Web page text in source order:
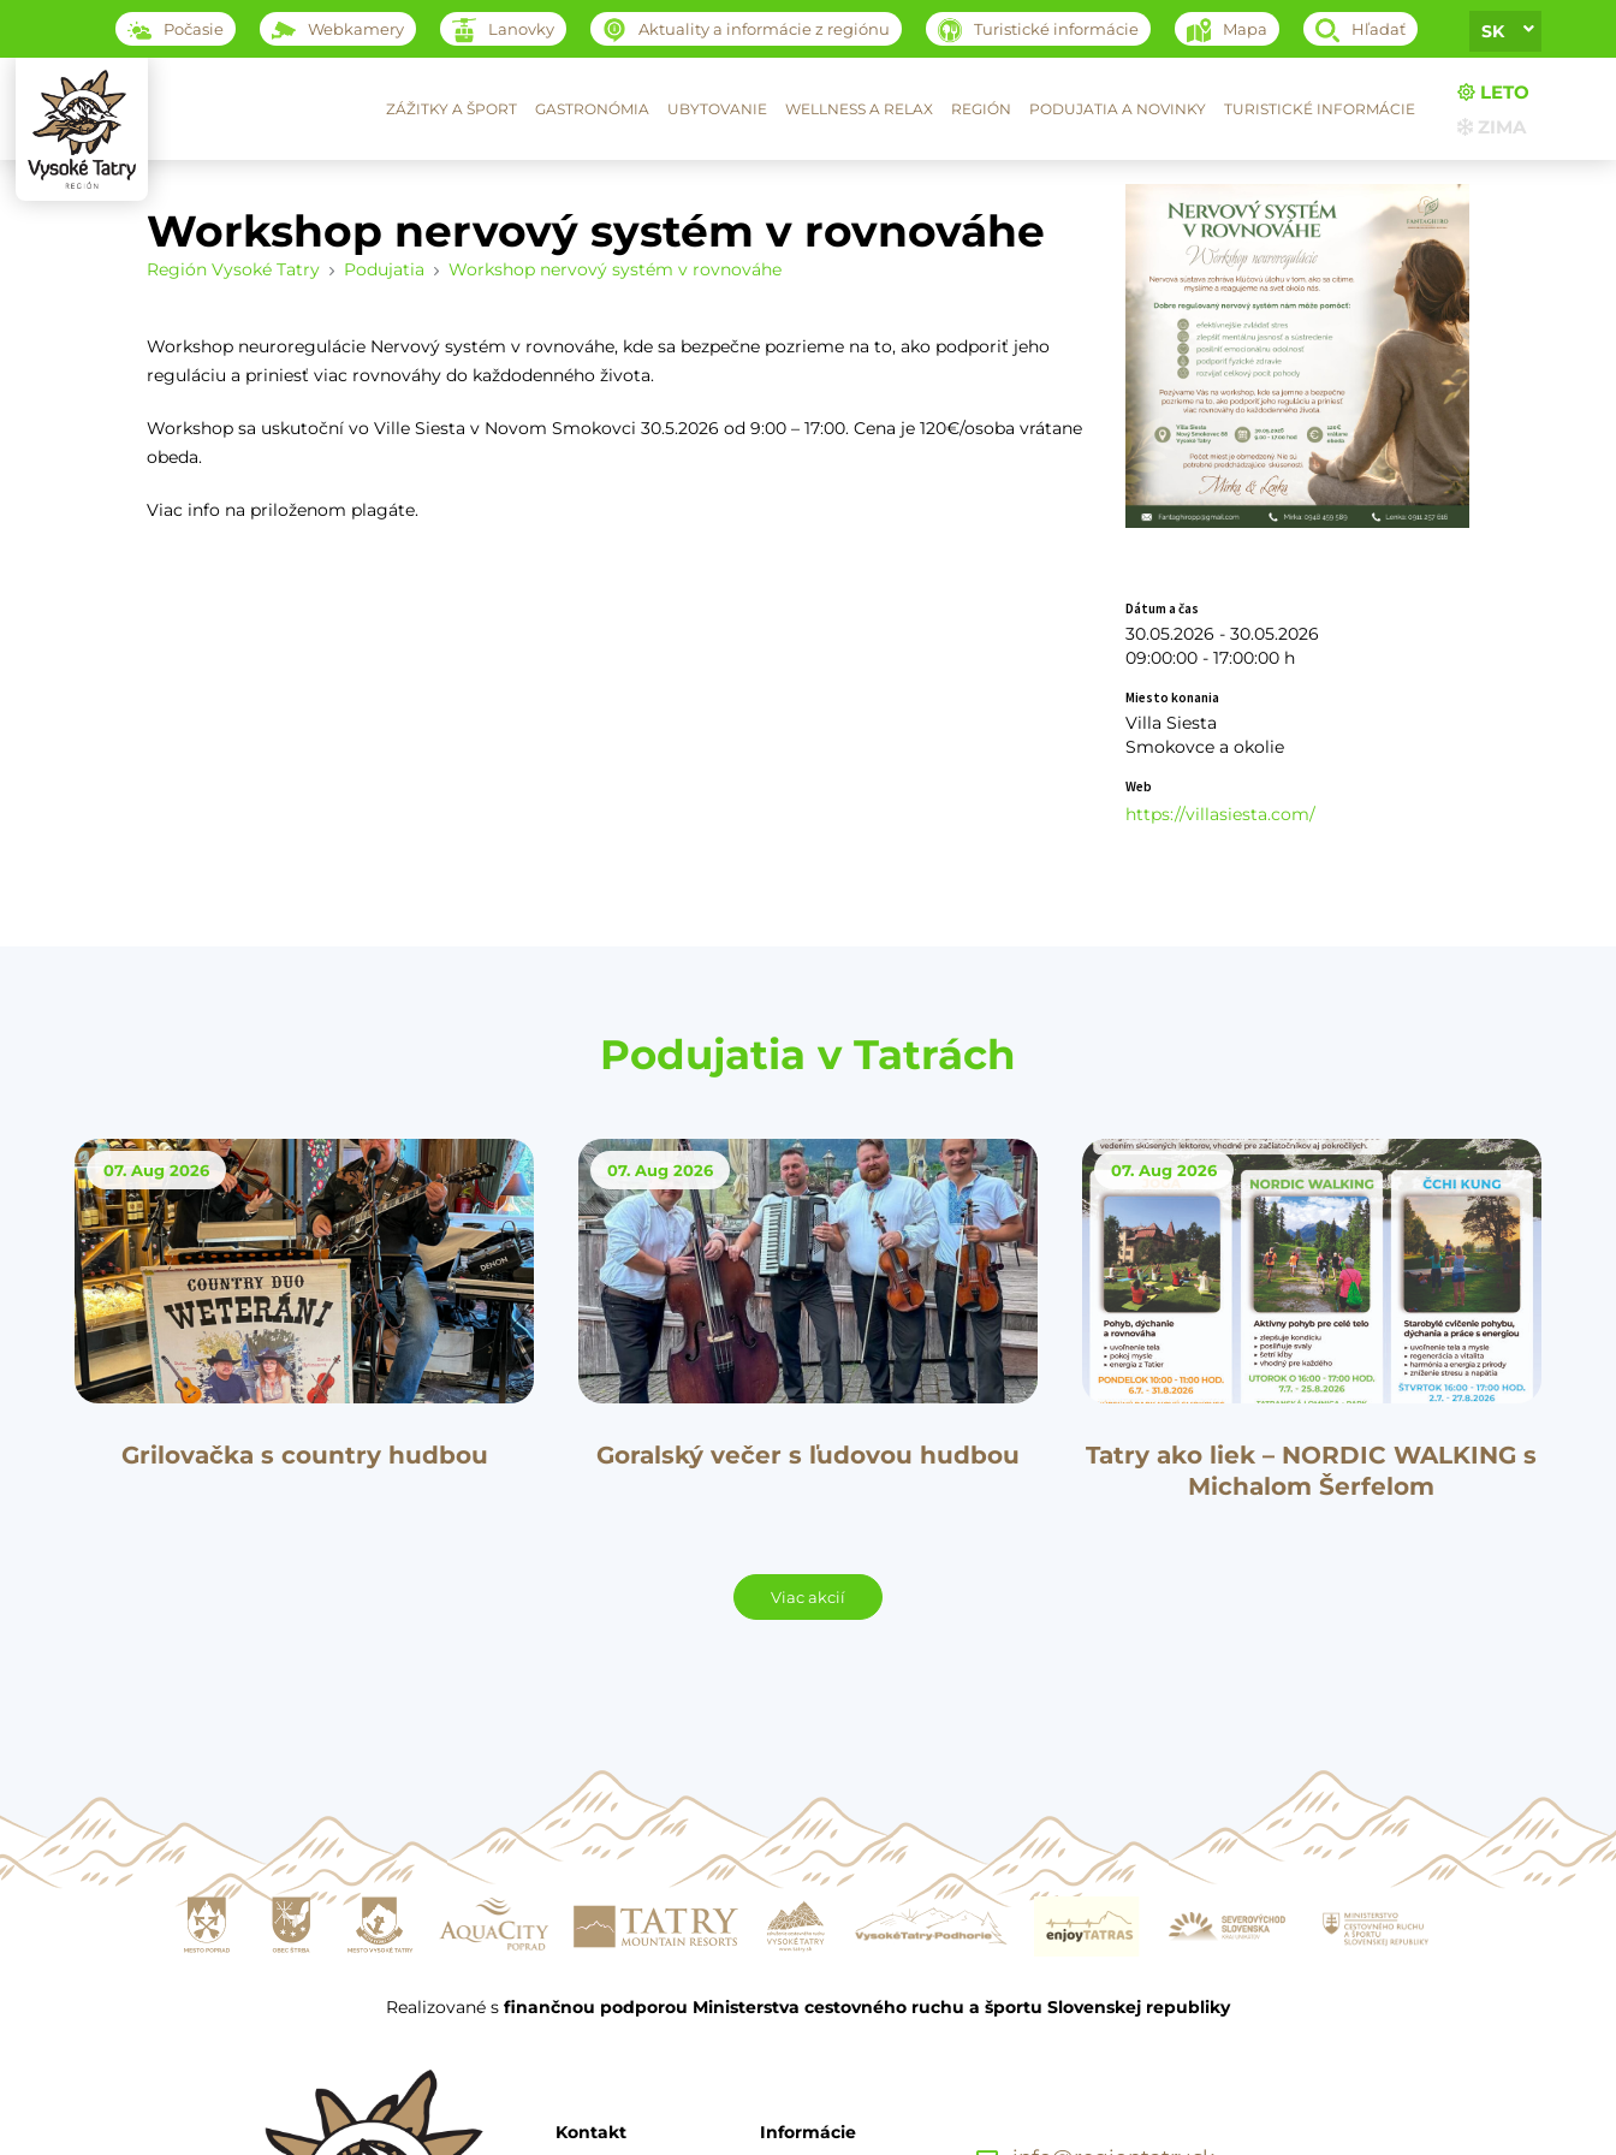
Počasie Webkamery Lanovky Aktuality a informácie z regiónu Turistické informácie Mapa Hľadať SK
ZÁŽITKY A ŠPORT GASTRONÓMIA UBYTOVANIE WELLNESS A RELAX REGIÓN PODUJATIA A NOVINKY TURISTICKÉ INFORMÁCIE
LETO
ZIMA
Workshop nervový systém v rovnováhe
Región Vysoké Tatry Podujatia Workshop nervový systém v rovnováhe
Workshop neuroregulácie Nervový systém v rovnováhe, kde sa bezpečne pozrieme na to, ako podporiť jeho
reguláciu a priniesť viac rovnováhy do každodenného života.
Workshop sa uskutoční vo Ville Siesta v Novom Smokovci 30.5.2026 od 9:00 – 17:00. Cena je 120€/osoba vrátane
obeda.
Viac info na priloženom plagáte.
Dátum a čas
30.05.2026 - 30.05.2026
09:00:00 - 17:00:00 h
Miesto konania
Villa Siesta
Smokovce a okolie
Web
https://villasiesta.com/
Podujatia v Tatrách
07. Aug 2026
Grilovačka s country hudbou
07. Aug2026
Goralský večer s ľudovou hudbou
07. Aug2026
Tatry ako liek – NORDIC WALKING s
Michalom Šerfelom
Viac akcií
Realizované s finančnou podporou Ministerstva cestovného ruchu a športu Slovenskej republiky
Kontakt Informácie